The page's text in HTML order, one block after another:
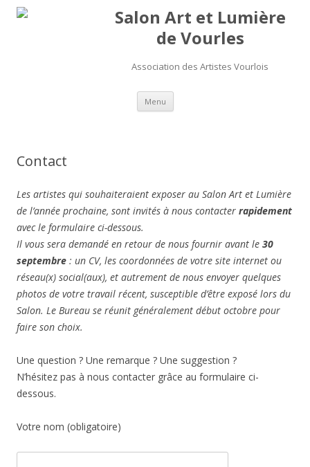
Salon Art et Lumière
de Vourles
Association des Artistes Vourlois
Menu Aller au contenu
Contact
Les artistes qui souhaiteraient exposer au Salon Art et Lumière
de l’année prochaine, sont invités à nous contacter rapidement
avec le formulaire ci-dessous.
Il vous sera demandé en retour de nous fournir avant le 30
septembre : un CV, les coordonnées de votre site internet ou
réseau(x) social(aux), et autrement de nous envoyer quelques
photos de votre travail récent, susceptible d’être exposé lors du
Salon. Le Bureau se réunit généralement début octobre pour
faire son choix.
Une question ? Une remarque ? Une suggestion ?
N’hésitez pas à nous contacter grâce au formulaire ci-
dessous.
Votre nom (obligatoire)